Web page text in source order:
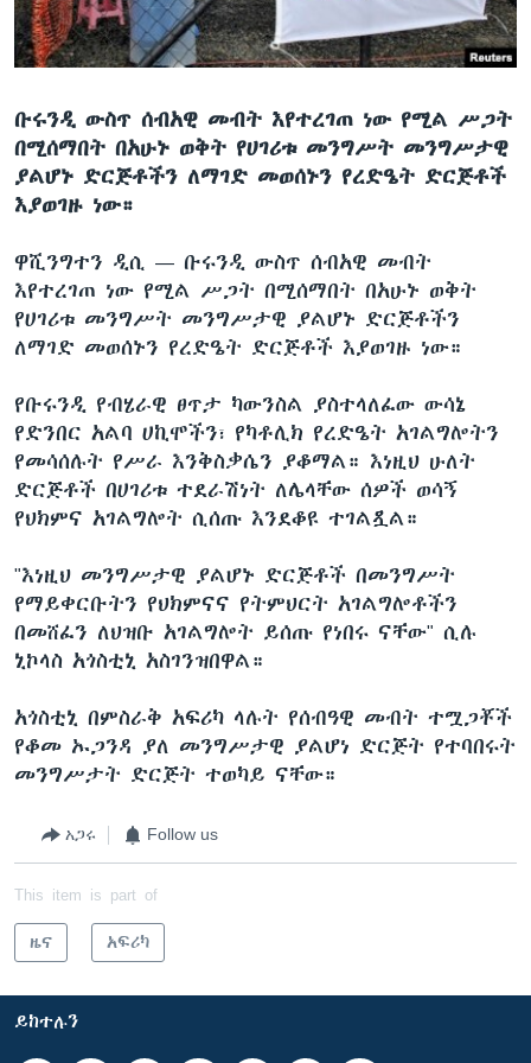
ቡሩንዲ ውስጥ ሰብአዊ መብት እየተረገጠ ነው የሚል ሥጋት
በሚሰማበት በአሁኑ ወቅት የሀገሪቱ መንግሥት መንግሥታዊ
ያልሆኑ ድርጅቶችን ለማገድ መወሰኑን የረድዔት ድርጅቶች
እያወገዙ ነው።
ዋሺንግተን ዲሲ — ቡሩንዲ ውስጥ ሰብአዊ መብት
እየተረገጠ ነው የሚል ሥጋት በሚሰማበት በአሁኑ ወቅት
የሀገሪቱ መንግሥት መንግሥታዊ ያልሆኑ ድርጅቶችን
ለማገድ መወሰኑን የረድዔት ድርጅቶች እያወገዙ ነው።
የቡሩንዲ የብሄራዊ ፀጥታ ካውንስል ያስተላለፈው ውሳኔ
የድንበር አልባ ሀኪሞችን፣ የካቶሊክ የረድዔት አገልግሎትን
የመሳሰሉት የሥራ እንቅስቃሴን ያቆማል። እነዚህ ሁለት
ድርጅቶች በሀገሪቱ ተደራሽነት ለሌላቸው ሰዎች ወሳኝ
የህክምና አገልግሎት ሲሰጡ እንደቆዩ ተገልጿል።
"እነዚህ መንግሥታዊ ያልሆኑ ድርጅቶች በመንግሥት
የማይቀርቡትን የህክምናና የትምህርት አገልግሎቶችን
በመሸፈን ለህዝቡ አገልግሎት ይሰጡ የነበሩ ናቸው" ሲሉ
ኒኮላስ አጎስቲኒ አስገንዝበዋል።
አጎስቲኒ በምስራቅ አፍሪካ ላሉት የሰብዓዊ መብት ተሟጋቾች
የቆመ ኡጋንዳ ያለ መንግሥታዊ ያልሆነ ድርጅት የተባበሩት
መንግሥታት ድርጅት ተወካይ ናቸው።
አጋሩ Follow us
This item is part of
ዜና አፍሪካ
ይከተሉን